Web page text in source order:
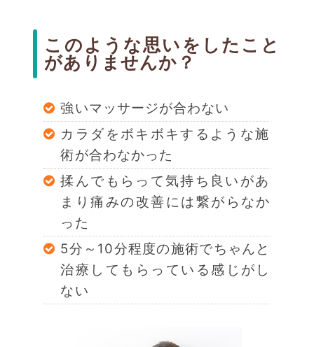
このような思いをしたこと
がありませんか？
強いマッサージが合わない
カラダをボキボキするような施
術が合わなかった
揉んでもらって気持ち良いがあ
まり痛みの改善には繋がらなか
った
5分～10分程度の施術でちゃんと
治療してもらっている感じがし
ない